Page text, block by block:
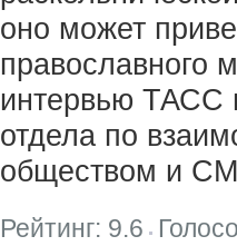
оно может
православного
интервью ТАСС
отдела по
обществом и
Рейтинг: 9.6